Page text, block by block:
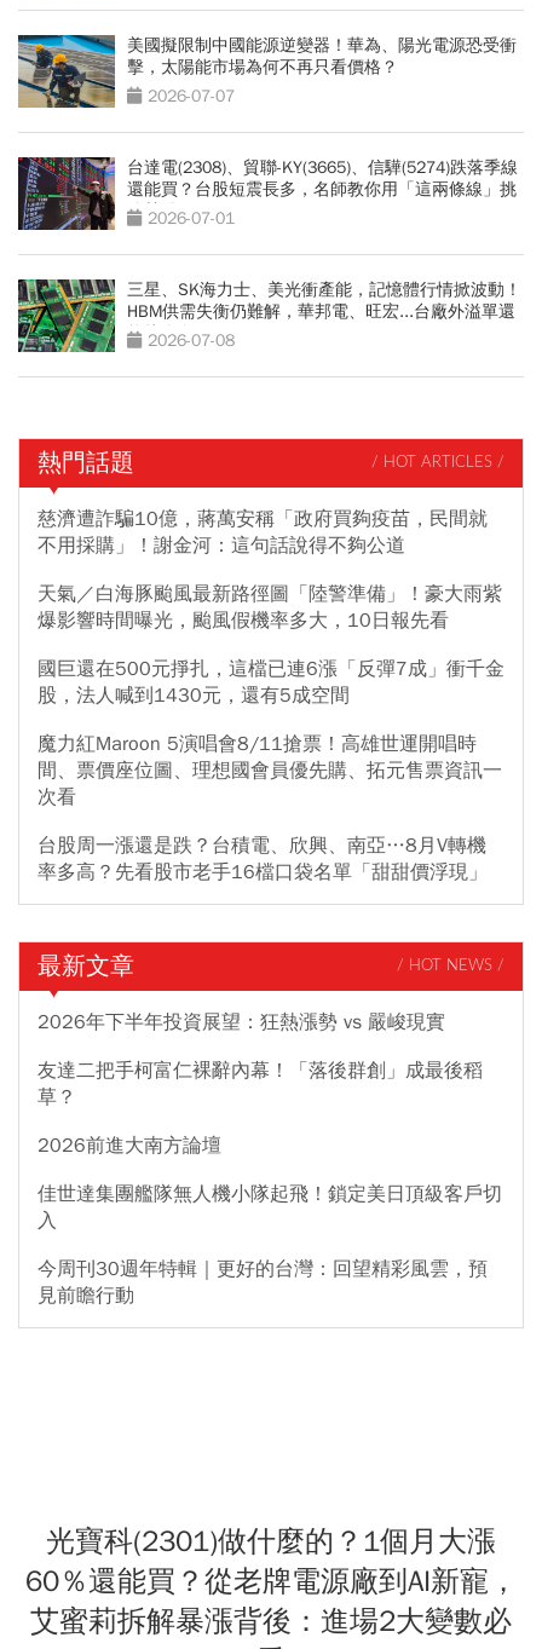
美國擬限制中國能源逆變器！華為、陽光電源恐受衝
擊，太陽能市場為何不再只看價格？
2026-07-07
台達電(2308)、貿聯-KY(3665)、信驊(5274)跌落季線
還能買？台股短震長多，名師教你用「這兩條線」挑
強勢股
2026-07-01
三星、SK海力士、美光衝產能，記憶體行情掀波動！
HBM供需失衡仍難解，華邦電、旺宏...台廠外溢單還
能接多久？
2026-07-08
熱門話題 / HOT ARTICLES /
慈濟遭詐騙10億，蔣萬安稱「政府買夠疫苗，民間就
不用採購」！謝金河：這句話說得不夠公道
天氣／白海豚颱風最新路徑圖「陸警準備」！豪大雨紫
爆影響時間曝光，颱風假機率多大，10日報先看
國巨還在500元掙扎，這檔已連6漲「反彈7成」衝千金
股，法人喊到1430元，還有5成空間
魔力紅Maroon 5演唱會8/11搶票！高雄世運開唱時
間、票價座位圖、理想國會員優先購、拓元售票資訊一
次看
台股周一漲還是跌？台積電、欣興、南亞…8月V轉機
率多高？先看股市老手16檔口袋名單「甜甜價浮現」
最新文章 / HOT NEWS /
2026年下半年投資展望：狂熱漲勢 vs 嚴峻現實
友達二把手柯富仁裸辭內幕！「落後群創」成最後稻
草？
2026前進大南方論壇
佳世達集團艦隊無人機小隊起飛！鎖定美日頂級客戶切
入
今周刊30週年特輯｜更好的台灣：回望精彩風雲，預
見前瞻行動
光寶科(2301)做什麼的？1個月大漲
60％還能買？從老牌電源廠到AI新寵，
艾蜜莉拆解暴漲背後：進場2大變數必